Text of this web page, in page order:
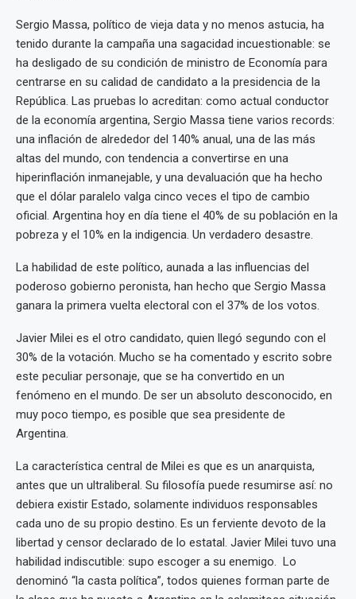
Sergio Massa, político de vieja data y no menos astucia, ha
tenido durante la campaña una sagacidad incuestionable: se
ha desligado de su condición de ministro de Economía para
centrarse en su calidad de candidato a la presidencia de la
República. Las pruebas lo acreditan: como actual conductor
de la economía argentina, Sergio Massa tiene varios records:
una inflación de alrededor del 140% anual, una de las más
altas del mundo, con tendencia a convertirse en una
hiperinflación inmanejable, y una devaluación que ha hecho
que el dólar paralelo valga cinco veces el tipo de cambio
oficial. Argentina hoy en día tiene el 40% de su población en la
pobreza y el 10% en la indigencia. Un verdadero desastre.
La habilidad de este político, aunada a las influencias del
poderoso gobierno peronista, han hecho que Sergio Massa
ganara la primera vuelta electoral con el 37% de los votos.
Javier Milei es el otro candidato, quien llegó segundo con el
30% de la votación. Mucho se ha comentado y escrito sobre
este peculiar personaje, que se ha convertido en un
fenómeno en el mundo. De ser un absoluto desconocido, en
muy poco tiempo, es posible que sea presidente de
Argentina.
La característica central de Milei es que es un anarquista,
antes que un ultraliberal. Su filosofía puede resumirse así: no
debiera existir Estado, solamente individuos responsables
cada uno de su propio destino. Es un ferviente devoto de la
libertad y censor declarado de lo estatal. Javier Milei tuvo una
habilidad indiscutible: supo escoger a su enemigo. Lo
denominó “la casta política”, todos quienes forman parte de